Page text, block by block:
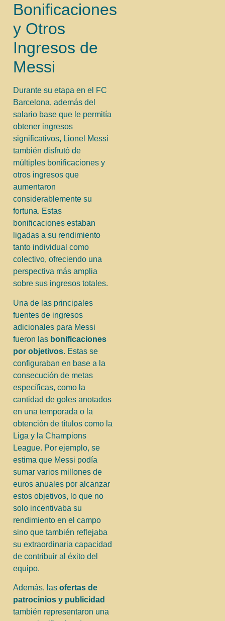
Bonificaciones
y Otros
Ingresos de
Messi
Durante su etapa en el FC
Barcelona, además del
salario base que le permitía
obtener ingresos
significativos, Lionel Messi
también disfrutó de
múltiples bonificaciones y
otros ingresos que
aumentaron
considerablemente su
fortuna. Estas
bonificaciones estaban
ligadas a su rendimiento
tanto individual como
colectivo, ofreciendo una
perspectiva más amplia
sobre sus ingresos totales.
Una de las principales
fuentes de ingresos
adicionales para Messi
fueron las bonificaciones
por objetivos. Estas se
configuraban en base a la
consecución de metas
específicas, como la
cantidad de goles anotados
en una temporada o la
obtención de títulos como la
Liga y la Champions
League. Por ejemplo, se
estima que Messi podía
sumar varios millones de
euros anuales por alcanzar
estos objetivos, lo que no
solo incentivaba su
rendimiento en el campo
sino que también reflejaba
su extraordinaria capacidad
de contribuir al éxito del
equipo.
Además, las ofertas de
patrocinios y publicidad
también representaron una